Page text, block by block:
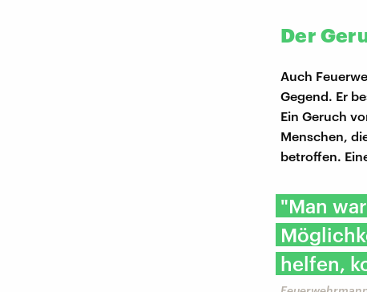
Der
Auch
Gegend. Er
Ein Geruch
Menschen,
betroffen.
"Man
helfen,